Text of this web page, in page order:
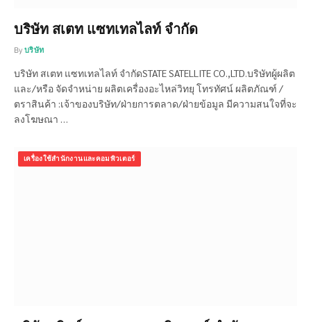
บริษัท สเตท แซทเทลไลท์ จำกัด
By บริษัท
บริษัท สเตท แซทเทลไลท์ จำกัดSTATE SATELLITE CO.,LTD.บริษัทผู้ผลิต
และ/หรือ จัดจำหน่าย ผลิตเครื่องอะไหล่วิทยุ โทรทัศน์ ผลิตภัณฑ์ /
ตราสินค้า :เจ้าของบริษัท/ฝ่ายการตลาด/ฝ่ายข้อมูล มีความสนใจที่จะ
ลงโฆษณา …
เครื่องใช้สำนักงานและคอมพิวเตอร์